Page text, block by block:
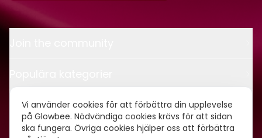
Vi använder cookies för att förbättra din upplevelse
på Glowbee. Nödvändiga cookies krävs för att sidan
ska fungera. Övriga cookies hjälper oss att förbättra
Kontakt